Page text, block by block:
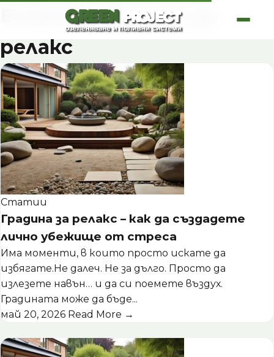
Етикет:градина за
релакс
Статии
Градина за релакс – как да създадете
лично убежище от стреса
Има моменти, в които просто искате да
избягате.Не далеч. Не за дълго. Просто да
излезете навън… и да си поемете въздух.
Градината може да бъде...
май 20, 2026 Read More →